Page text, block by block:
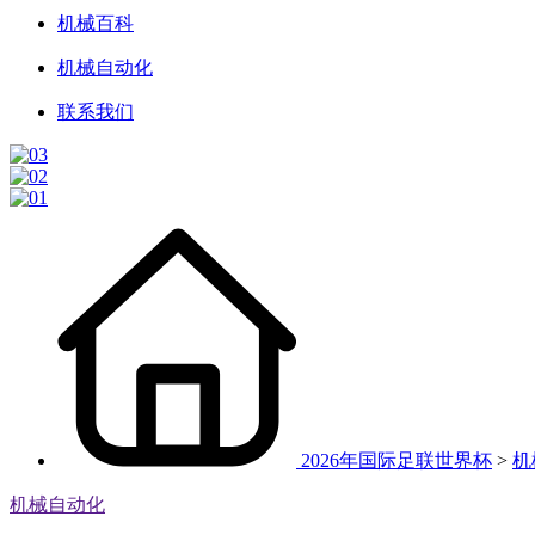
机械百科
机械自动化
联系我们
2026年国际足联世界杯 > 机
机械自动化